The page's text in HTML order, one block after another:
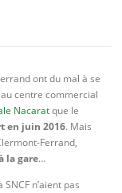
ont du mal à se
centre commercial
Nacaratque le
en juin 2016. Mais
Ferrand,
la gare…
n’aient pas